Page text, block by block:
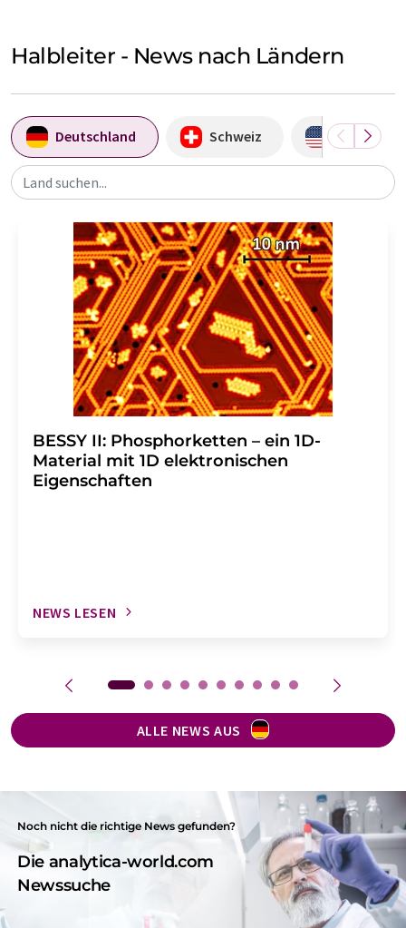
Halbleiter - News nach Ländern
Deutschland Schweiz USA
Land suchen...
BESSY II: Phosphorketten – ein 1D-
Material mit 1D elektronischen
Eigenschaften
NEWS LESEN
ALLE NEWS AUS
Noch nicht die richtige News gefunden?
Die analytica-world.com
Newssuche